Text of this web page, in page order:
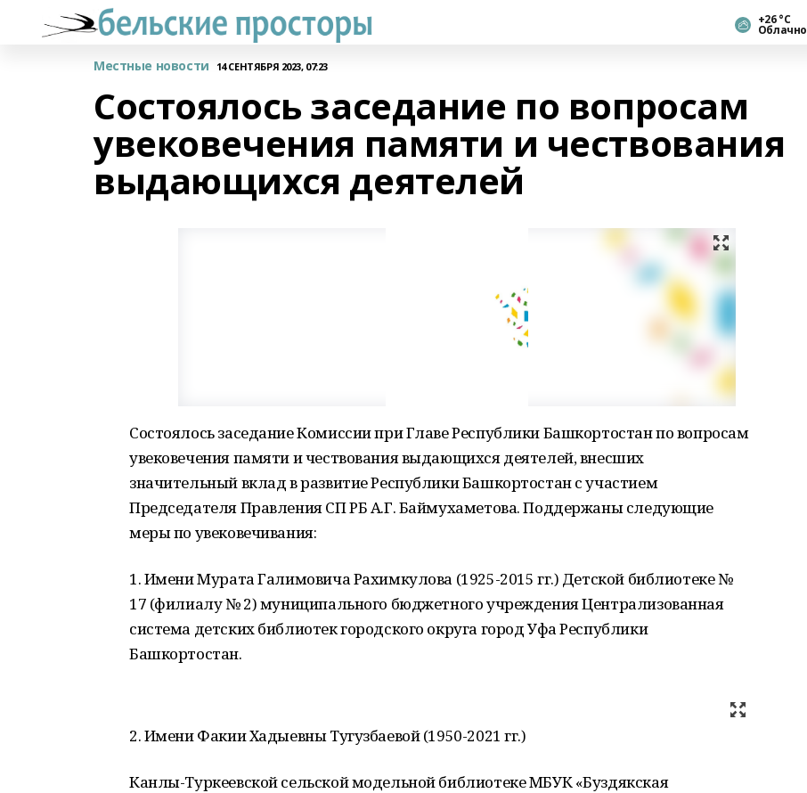
+26 °С
Облачно
Местные новости 14 СЕНТЯБРЯ 2023, 07:23
Состоялось заседание по вопросам
увековечения памяти и чествования
выдающихся деятелей
Состоялось заседание Комиссии при Главе Республики Башкортостан по вопросам
увековечения памяти и чествования выдающихся деятелей, внесших
значительный вклад в развитие Республики Башкортостан с участием
Председателя Правления СП РБ А.Г. Баймухаметова. Поддержаны следующие
меры по увековечивания:
1. Имени Мурата Галимовича Рахимкулова (1925-2015 гг.) Детской библиотеке №
17 (филиалу № 2) муниципального бюджетного учреждения Централизованная
система детских библиотек городского округа город Уфа Республики
Башкортостан.
2. Имени Факии Хадыевны Тугузбаевой (1950-2021 гг.)
Канлы-Туркеевской сельской модельной библиотеке МБУК «Буздякская